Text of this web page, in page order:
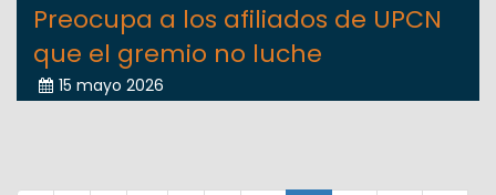
Preocupa a los afiliados de UPCN
que el gremio no luche
15 mayo 2026